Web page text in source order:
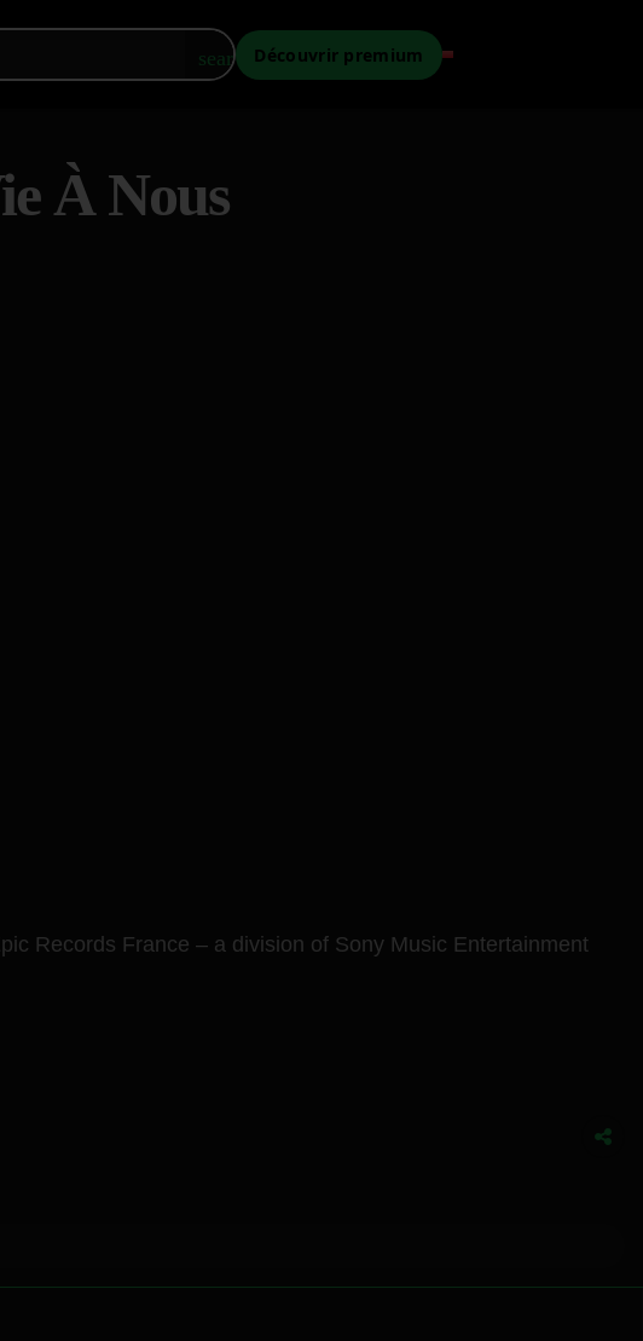
search Découvrir premium
À Nous
Records France – a division of Sony Music Entertainment